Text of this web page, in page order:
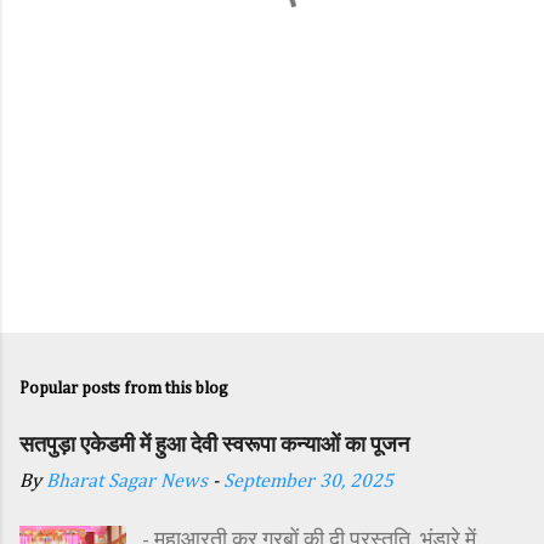
Popular posts from this blog
सतपुड़ा एकेडमी में हुआ देवी स्वरूपा कन्याओं का पूजन
ByBharat Sagar News - September 30, 2025